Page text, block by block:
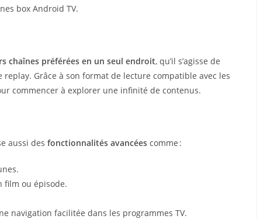
box Android TV.
chaînes préférées en un seul endroit, qu’il s’agisse de
Grâce à son format de lecture compatible avec les
commencer à explorer une infinité de contenus.
aussi des fonctionnalités avancées comme :
film ou épisode.
navigation facilitée dans les programmes TV.